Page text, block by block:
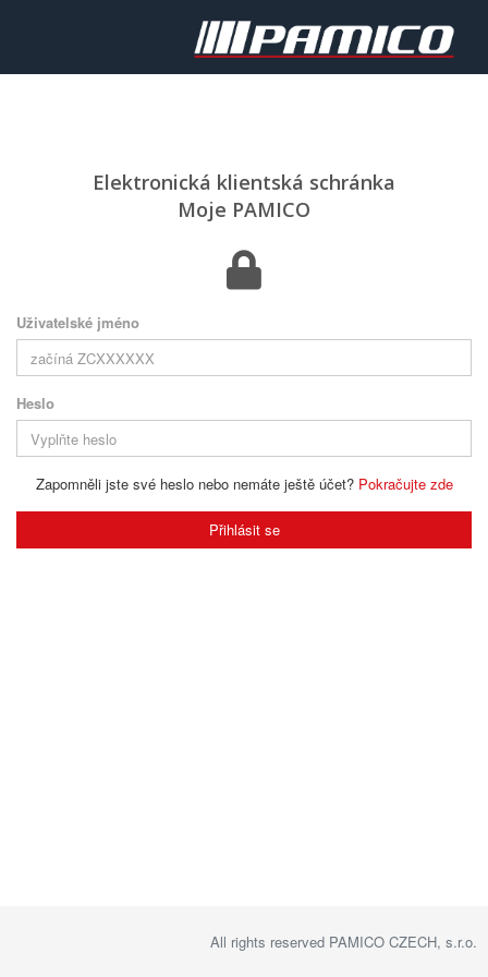
Elektronická klientská schránka
Moje PAMICO
Uživatelské jméno
Heslo
Zapomněli jste své heslo nebo nemáte ještě účet? Pokračujte zde
Přihlásit se
All rights reserved PAMICO CZECH, s.r.o.